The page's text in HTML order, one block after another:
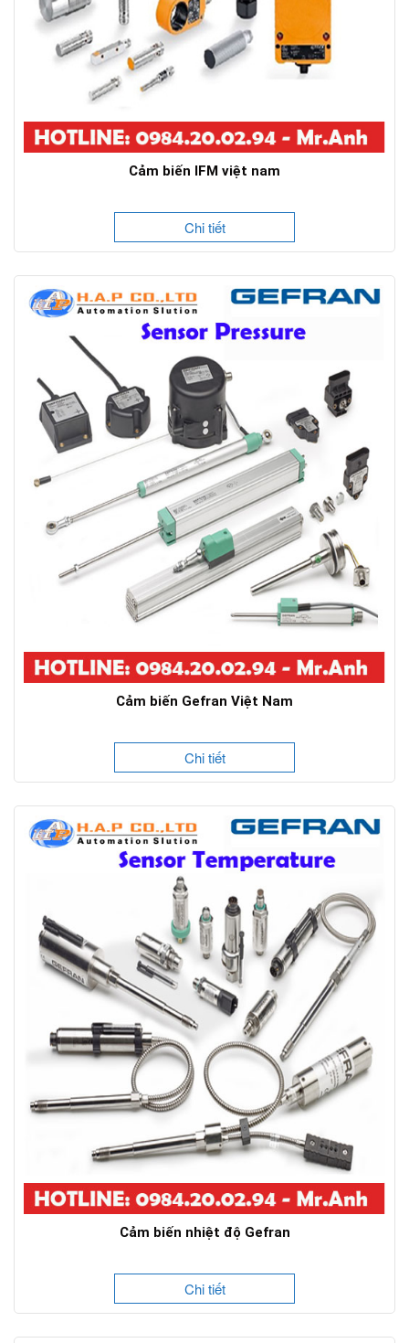
Cảm biến IFM việt nam
Chi tiết
Cảm biến Gefran Việt Nam
Chi tiết
Cảm biến nhiệt độ Gefran
Chi tiết